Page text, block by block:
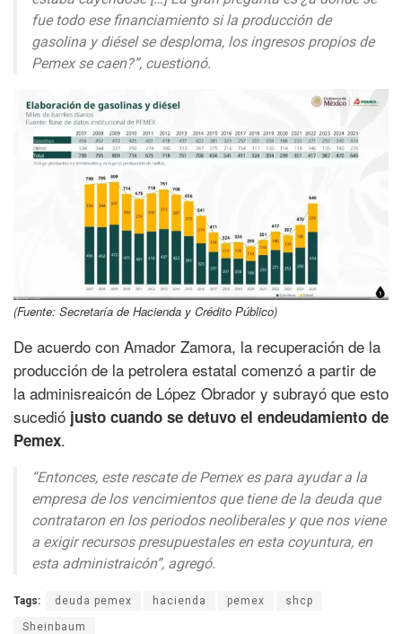
fue todo ese financiamiento si la producción de
gasolina y diésel se desploma, los ingresos propios de
Pemex se caen?”, cuestionó.
(Fuente: Secretaría de Hacienda y Crédito Público)
De acuerdo con Amador Zamora, la recuperación de la
producción de la petrolera estatal comenzó a partir de
la adminisreaicón de López Obrador y subrayó que esto
sucedió justo cuando se detuvo el endeudamiento de
Pemex.
“Entonces, este rescate de Pemex es para ayudar a la
empresa de los vencimientos que tiene de la deuda que
contrataron en los periodos neoliberales y que nos viene
a exigir recursos presupuestales en esta coyuntura, en
esta administraicón”, agregó.
Tags: deuda pemex hacienda pemex shcp
Sheinbaum